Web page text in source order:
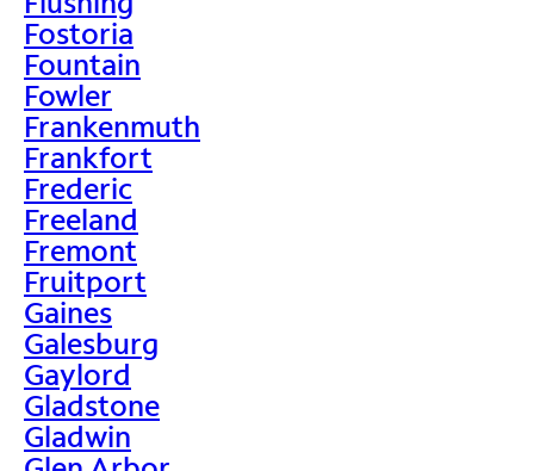
Fostoria
Fountain
Fowler
Frankenmuth
Frankfort
Frederic
Freeland
Fremont
Fruitport
Gaines
Galesburg
Gaylord
Gladstone
Gladwin